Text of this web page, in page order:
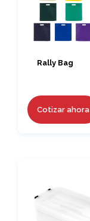
Rally Bag
Cotizar ahora